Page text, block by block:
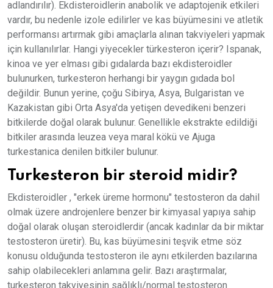
adlandırılır). Ekdisteroidlerin anabolik ve adaptojenik etkileri
vardır, bu nedenle izole edilirler ve kas büyümesini ve atletik
performansı artırmak gibi amaçlarla alınan takviyeleri yapmak
için kullanılırlar. Hangi yiyecekler türkesteron içerir? Ispanak,
kinoa ve yer elması gibi gıdalarda bazı ekdisteroidler
bulunurken, turkesteron herhangi bir yaygın gıdada bol
değildir. Bunun yerine, çoğu Sibirya, Asya, Bulgaristan ve
Kazakistan gibi Orta Asya'da yetişen devedikeni benzeri
bitkilerde doğal olarak bulunur. Genellikle ekstrakte edildiği
bitkiler arasında leuzea veya maral kökü ve Ajuga
turkestanica denilen bitkiler bulunur.
Turkesteron bir steroid midir?
Ekdisteroidler , "erkek üreme hormonu" testosteron da dahil
olmak üzere androjenlere benzer bir kimyasal yapıya sahip
doğal olarak oluşan steroidlerdir (ancak kadınlar da bir miktar
testosteron üretir). Bu, kas büyümesini teşvik etme söz
konusu olduğunda testosteron ile aynı etkilerden bazılarına
sahip olabilecekleri anlamına gelir. Bazı araştırmalar,
turkesteron takviyesinin sağlıklı/normal testosteron